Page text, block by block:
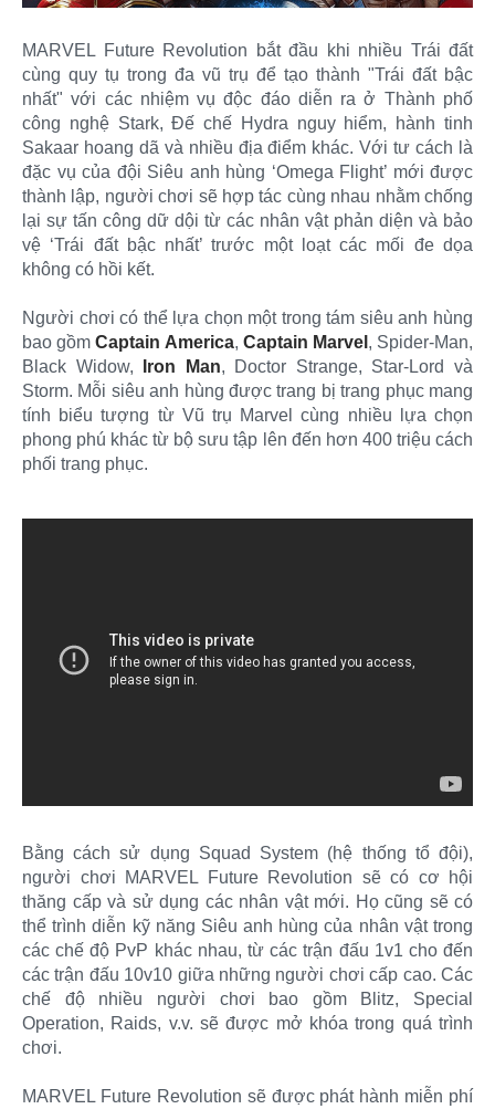
MARVEL Future Revolution bắt đầu khi nhiều Trái đất
cùng quy tụ trong đa vũ trụ để tạo thành "Trái đất bậc
nhất" với các nhiệm vụ độc đáo diễn ra ở Thành phố
công nghệ Stark, Đế chế Hydra nguy hiểm, hành tinh
Sakaar hoang dã và nhiều địa điểm khác. Với tư cách là
đặc vụ của đội Siêu anh hùng ‘Omega Flight’ mới được
thành lập, người chơi sẽ hợp tác cùng nhau nhằm chống
lại sự tấn công dữ dội từ các nhân vật phản diện và bảo
vệ ‘Trái đất bậc nhất’ trước một loạt các mối đe dọa
không có hồi kết.
Người chơi có thể lựa chọn một trong tám siêu anh hùng
bao gồmCaptain America, Captain Marvel , Spider-Man,
Black Widow,
Iron Man, Doctor Strange, Star-Lord và
Storm. Mỗi siêu anh hùng được trang bị trang phục mang
tính biểu tượng từ Vũ trụ Marvel cùng nhiều lựa chọn
phong phú khác từ bộ sưu tập lên đến hơn 400 triệu cách
phối trang phục.
Bằng cách sử dụng Squad System (hệ thống tổ đội),
người chơi MARVEL Future Revolution sẽ có cơ hội
thăng cấp và sử dụng các nhân vật mới. Họ cũng sẽ có
thể trình diễn kỹ năng Siêu anh hùng của nhân vật trong
các chế độ PvP khác nhau, từ các trận đấu 1v1 cho đến
các trận đấu 10v10 giữa những người chơi cấp cao. Các
chế độ nhiều người chơi bao gồm Blitz, Special
Operation, Raids, v.v. sẽ được mở khóa trong quá trình
chơi.
MARVEL Future Revolution sẽ được phát hành miễn phí